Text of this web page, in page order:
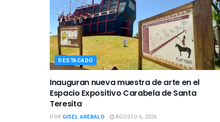
DESTACADO
Inauguran nueva muestra de arte en el
Espacio Expositivo Carabela de Santa
Teresita
POR GISEL AREBALO AGOSTO 6, 2026